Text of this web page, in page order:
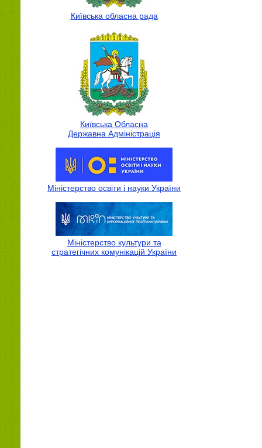
Київська обласна рада
Київська Обласна
Державна Адмiнiстрацiя
Міністерство освіти і науки України
Міністерство культури та
стратегічних комунікацій України